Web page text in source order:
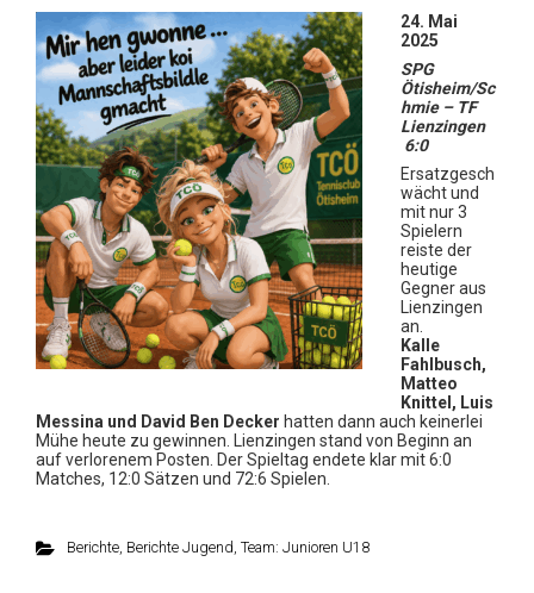
24. Mai
2025
SPG
Ötisheim/Sc
hmie – TF
Lienzingen
6:0
Ersatzgesch
wächt und
mit nur 3
Spielern
reiste der
heutige
Gegner aus
Lienzingen
an.
Kalle
Fahlbusch,
Matteo
Knittel, Luis
Messina und David Ben Decker hatten dann auch keinerlei
Mühe heute zu gewinnen. Lienzingen stand von Beginn an
auf verlorenem Posten. Der Spieltag endete klar mit 6:0
Matches, 12:0 Sätzen und 72:6 Spielen.
Berichte, Berichte Jugend, Team: Junioren U18